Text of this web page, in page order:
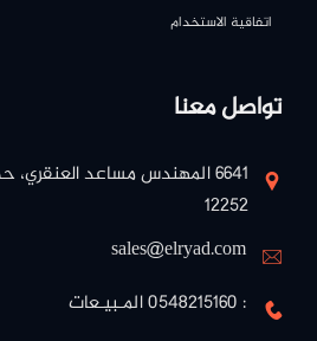
اتفاقية الاستخدام
تواصل معنا
١٢٢٥٢
sales@elryad.com
: 0548215160 المـبيـعات